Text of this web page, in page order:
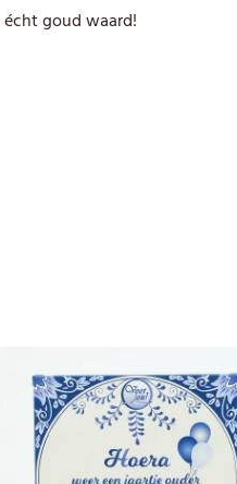
goud waard!
Product kan sporen van noten
Melkchocolade